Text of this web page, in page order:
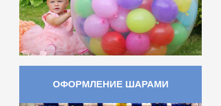
ОФОРМЛЕНИЕ ШАРАМИ